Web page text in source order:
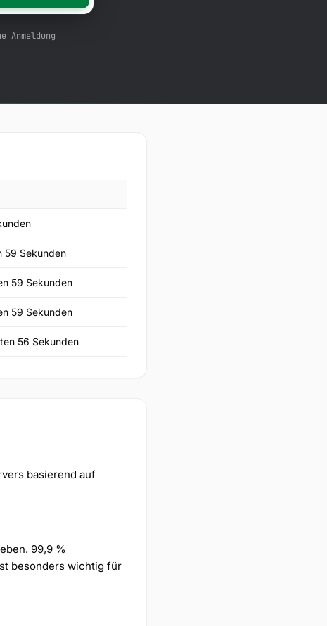
Anmeldung
59 Sekunden
59 Sekunden
59 Sekunden
56 Sekunden
basierend auf
99,9 %
besonders wichtig für